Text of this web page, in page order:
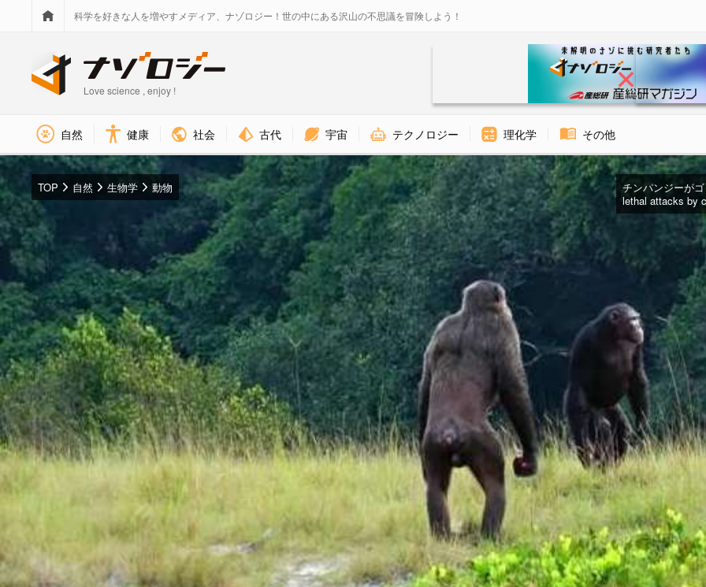
科学を好きな人を増やすメディア、ナゾロジー！世の中にある沢山の不思議を冒険しよう！
Love science , enjoy !
自然 健康 社会 古代 宇宙 テクノロジー 理化学 その他
チンパンジーが
lethal attacks by
TOP 自然 生物学 動物